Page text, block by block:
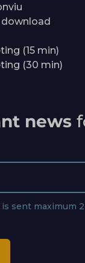
(15 min)
(30 min)
news
sent maximum